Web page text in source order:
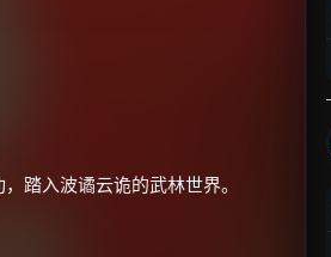
踏入波谲云诡的武林世界。